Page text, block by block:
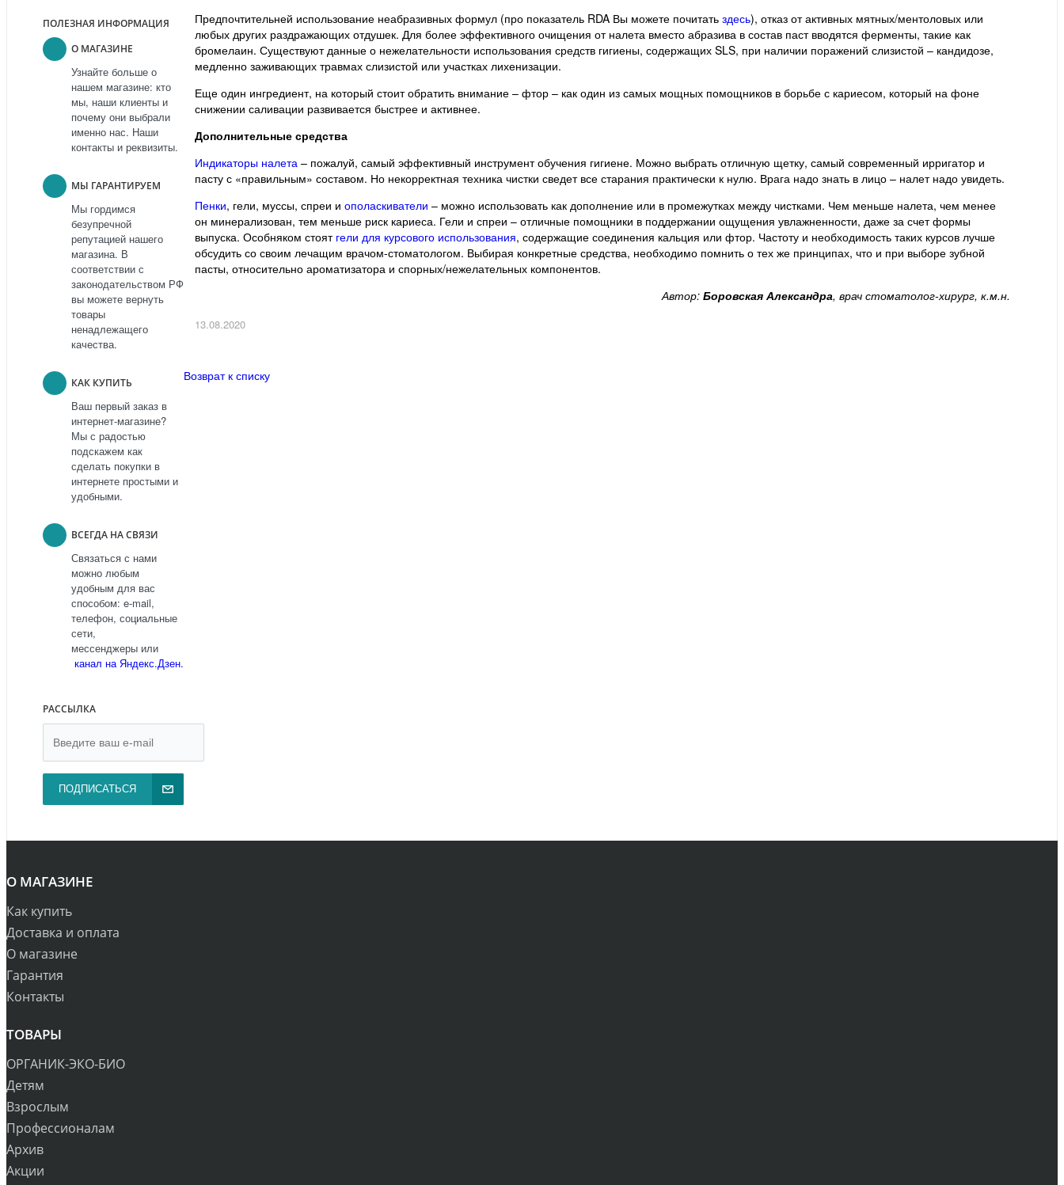
Предпочтительней использование неабразивных формул (про показатель RDA Вы можете почитать здесь), отказ от активных мятных/ментоловых или
любых других раздражающих отдушек. Для более эффективного очищения от налета вместо абразива в состав паст вводятся ферменты, такие как
бромелаин. Существуют данные о нежелательности использования средств гигиены, содержащих SLS, при наличии поражений слизистой – кандидозе,
медленно заживающих травмах слизистой или участках лихенизации.
Еще один ингредиент, на который стоит обратить внимание – фтор – как один из самых мощных помощников в борьбе с кариесом, который на фоне
снижении саливации развивается быстрее и активнее.
Дополнительные средства
Индикаторы налета – пожалуй, самый эффективный инструмент обучения гигиене. Можно выбрать отличную щетку, самый современный ирригатор и
пасту с «правильным» составом. Но некорректная техника чистки сведет все старания практически к нулю. Врага надо знать в лицо – налет надо увидеть.
Пенки, гели, муссы, спреи и ополаскиватели – можно использовать как дополнение или в промежутках между чистками. Чем меньше налета, чем менее
он минерализован, тем меньше риск кариеса. Гели и спреи – отличные помощники в поддержании ощущения увлажненности, даже за счет формы
выпуска. Особняком стоят гели для курсового использования, содержащие соединения кальция или фтор. Частоту и необходимость таких курсов лучше
обсудить со своим лечащим врачом-стоматологом. Выбирая конкретные средства, необходимо помнить о тех же принципах, что и при выборе зубной
пасты, относительно ароматизатора и спорных/нежелательных компонентов.
Автор: Боровская Александра, врач стоматолог-хирург, к.м.н.
13.08.2020
Возврат к списку
ПОЛЕЗНАЯ ИНФОРМАЦИЯ
О МАГАЗИНЕ
Узнайте больше о
нашем магазине: кто
мы, наши клиенты и
почему они выбрали
именно нас. Наши
контакты и реквизиты.
МЫ ГАРАНТИРУЕМ
Мы гордимся
безупречной
репутацией нашего
магазина. В
соответствии с
законодательством РФ
вы можете вернуть
товары
ненадлежащего
качества.
КАК КУПИТЬ
Ваш первый заказ в
интернет-магазине?
Мы с радостью
подскажем как
сделать покупки в
интернете простыми и
удобными.
ВСЕГДА НА СВЯЗИ
Связаться с нами
можно любым
удобным для вас
способом: e-mail,
телефон, социальные
сети,
мессенджеры или
канал на Яндекс.Дзен.
РАССЫЛКА
ПОДПИСАТЬСЯ
О МАГАЗИНЕ
Как купить
Доставка и оплата
О магазине
Гарантия
Контакты
ТОВАРЫ
ОРГАНИК-ЭКО-БИО
Детям
Взрослым
Профессионалам
Архив
Акции